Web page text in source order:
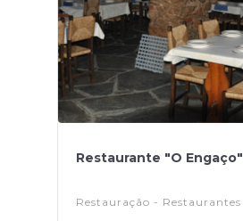
Restaurante "O Engaço"
Restauração - Restaurantes